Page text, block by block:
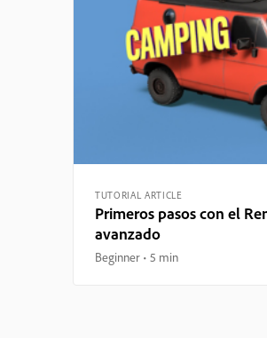
TUTORIAL ARTICLE
Primeros pasos con el
avanzado
Beginner 5 min